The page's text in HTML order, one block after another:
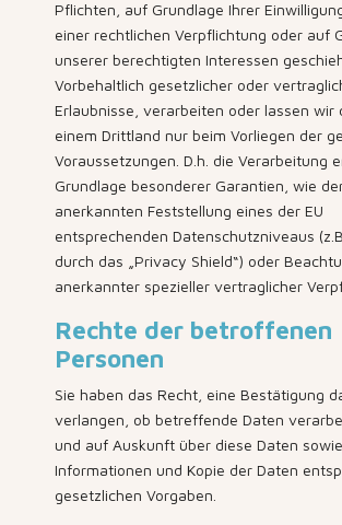
Pflichten, auf Grundlage Ihrer
einer rechtlichen Verpflichtung oder auf
unserer berechtigten Interessen
Vorbehaltlich gesetzlicher oder
Erlaubnisse, verarbeiten oder lassen wir
einem Drittland nur beim Vorliegen der
Voraussetzungen. D.h. die Verarbeitung
Grundlage besonderer Garantien, wie
anerkannten Feststellung eines der EU
entsprechenden Datenschutzniveaus
durch das „Privacy Shield“) oder
anerkannter spezieller vertraglicher
Rechte der betroffenen
Personen
Sie haben das Recht, eine Bestätigung
verlangen, ob betreffende Daten
und auf Auskunft über diese Daten
Informationen und Kopie der Daten
gesetzlichen Vorgaben.